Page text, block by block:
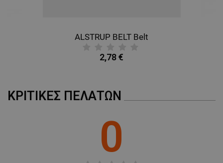
ALSTRUP BELT Belt
2,78 €
ΚΡΙΤΙΚΈΣ ΠΕΛΑΤΏΝ
0